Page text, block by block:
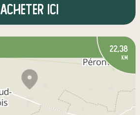
Acheter ici
22,38
km